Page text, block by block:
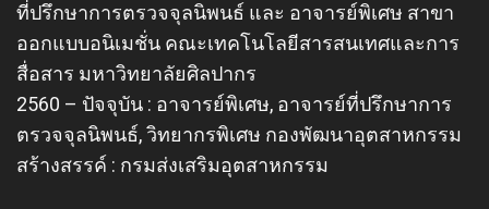
ที่ปรึกษาการตรวจจุลนิพนธ์ และ อาจารย์พิเศษ สาขา
ออกแบบอนิเมชั่น คณะเทคโนโลยีสารสนเทศและการ
สื่อสาร มหาวิทยาลัยศิลปากร
2560 – ปัจจุบัน : อาจารย์พิเศษ, อาจารย์ที่ปรึกษาการ
ตรวจจุลนิพนธ์, วิทยากรพิเศษ กองพัฒนาอุตสาหกรรม
สร้างสรรค์ : กรมส่งเสริมอุตสาหกรรม